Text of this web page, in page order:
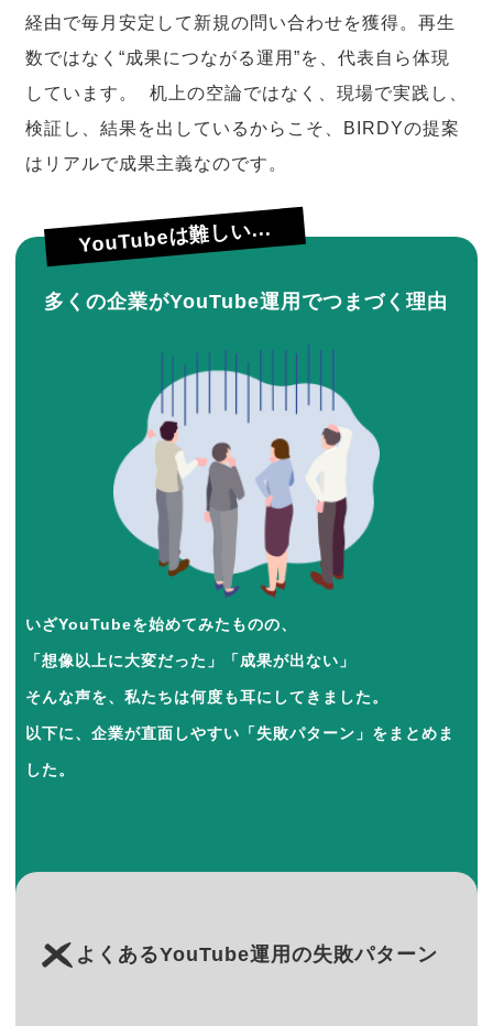
経由で毎月安定して新規の問い合わせを獲得。再生
数ではなく“成果につながる運用”を、代表自ら体現
しています。 机上の空論ではなく、現場で実践し、
検証し、結果を出しているからこそ、BIRDYの提案
はリアルで成果主義なのです。
YouTubeは難しい...
多くの企業がYouTube運用でつまづく理由
いざYouTubeを始めてみたものの、
「想像以上に大変だった」「成果が出ない」
そんな声を、私たちは何度も耳にしてきました。
以下に、企業が直面しやすい「失敗パターン」をまとめま
した。
よくあるYouTube運用の失敗パターン